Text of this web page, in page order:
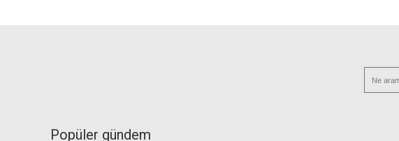
Popüler gündem